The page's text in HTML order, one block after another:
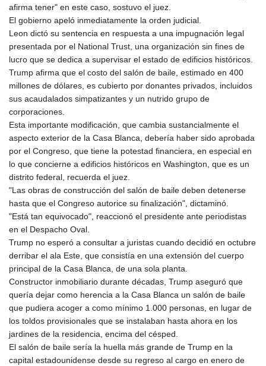
afirma tener" en este caso, sostuvo el juez.
El gobierno apeló inmediatamente la orden judicial.
Leon dictó su sentencia en respuesta a una impugnación legal
presentada por el National Trust, una organización sin fines de
lucro que se dedica a supervisar el estado de edificios históricos.
Trump afirma que el costo del salón de baile, estimado en 400
millones de dólares, es cubierto por donantes privados, incluidos
sus acaudalados simpatizantes y un nutrido grupo de
corporaciones.
Esta importante modificación, que cambia sustancialmente el
aspecto exterior de la Casa Blanca, debería haber sido aprobada
por el Congreso, que tiene la potestad financiera, en especial en
lo que concierne a edificios históricos en Washington, que es un
distrito federal, recuerda el juez.
"Las obras de construcción del salón de baile deben detenerse
hasta que el Congreso autorice su finalización", dictaminó.
"Está tan equivocado", reaccionó el presidente ante periodistas
en el Despacho Oval.
Trump no esperó a consultar a juristas cuando decidió en octubre
derribar el ala Este, que consistía en una extensión del cuerpo
principal de la Casa Blanca, de una sola planta.
Constructor inmobiliario durante décadas, Trump aseguró que
quería dejar como herencia a la Casa Blanca un salón de baile
que pudiera acoger a como mínimo 1.000 personas, en lugar de
los toldos provisionales que se instalaban hasta ahora en los
jardines de la residencia, encima del césped.
El salón de baile sería la huella más grande de Trump en la
capital estadounidense desde su regreso al cargo en enero de